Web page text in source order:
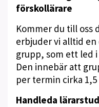
förskollärare
Kommer du till
erbjuder vi alltid
grupp, som ett led
Den innebär att
per termin cirka
Handleda